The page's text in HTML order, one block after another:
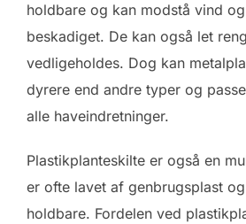
holdbare og kan modstå vind
beskadiget. De kan også let
vedligeholdes. Dog kan
dyrere end andre typer og
alle haveindretninger.
Plastikplanteskilte er også en
er ofte lavet af genbrugsplast
holdbare. Fordelen ved